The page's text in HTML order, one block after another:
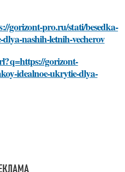
gorizont-pro.ru/stati/besedka-
nashih-letnih-vecherov
gorizont-
idealnoe-ukrytie-dlya-